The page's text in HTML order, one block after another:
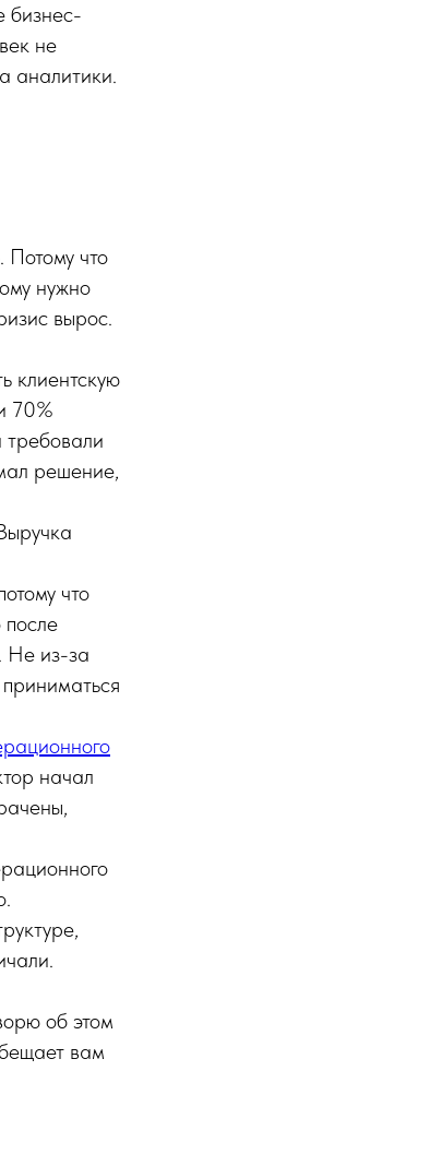
бизнес-
не
аналитики.
Потому что
нужно
вырос.
клиентскую
70%
решение,
что
Не из-за
начал
об этом
вам